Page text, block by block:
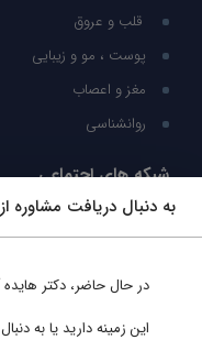
قلب و عروق
پوست ، مو و زیبایی
مغز و اعصاب
روانشناسی
شبکه های اجتماعی
ما را در شبکه های اجتماعی
به دنبال دریافت مشاوره
در حال حاضر، دکتر هایده
این زمینه دارید یا به